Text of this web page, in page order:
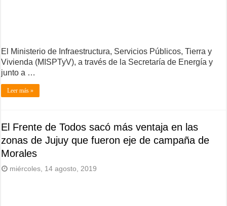
El Ministerio de Infraestructura, Servicios Públicos, Tierra y
Vivienda (MISPTyV), a través de la Secretaría de Energía y
junto a …
Leer más »
El Frente de Todos sacó más ventaja en las
zonas de Jujuy que fueron eje de campaña de
Morales
miércoles, 14 agosto, 2019